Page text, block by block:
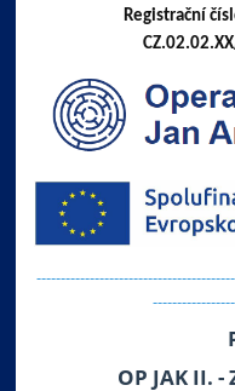
Registrační
OP JAK II.